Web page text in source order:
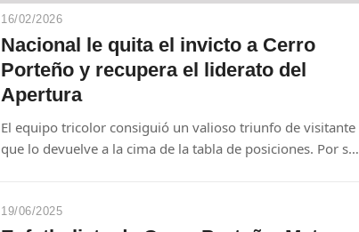
16/02/2026
Nacional le quita el invicto a Cerro
Porteño y recupera el liderato del
Apertura
El equipo tricolor consiguió un valioso triunfo de visitante
que lo devuelve a la cima de la tabla de posiciones. Por su
19/06/2025